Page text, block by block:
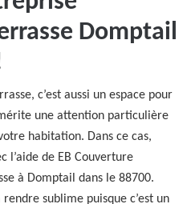
Domptail
c’est aussi un espace pour
une attention particulière
habitation. Dans ce cas,
l’aide de EB Couverture
à Domptail dans le 88700.
sublime puisque c’est un